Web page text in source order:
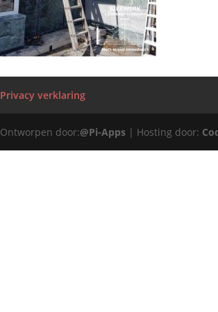
Privacy verklaring
Ontworpen door:@Pi-Apps | Hosting door: